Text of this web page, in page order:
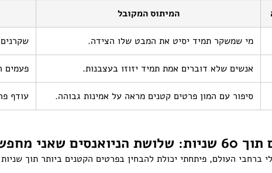
המיתוס המקובל
מי שמשקר תמיד יסיט את המבט שלו הצידה.
אנשים שלא דוברים אמת תמיד יזוזו בעצבנות. פעמים
סיפור עם המון פרטים קטנים מראה על אמינות גבוהה. עודף
מחפש אצל אנשים
ברחבי העולם, פיתחתי יכולת להבחין בפרטים הקטנים ביותר תוך